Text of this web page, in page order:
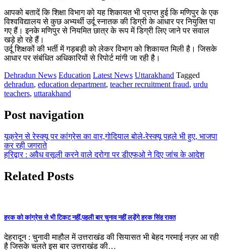
आपको बतादें कि शिक्षा विभाग को यह शिकायत भी प्राप्त हुई कि मणिपुर के एक
विश्वविद्यालय से कुछ अभ्यर्थी उर्दू स्नातक की डिग्री के आधार पर नियुक्ति पा
गए हैं। इनके मणिपुर से नियमित छात्र के रूप में डिग्री लिए जाने पर सवाल
खड़े हो रहे हैं।
उर्दू शिक्षकों की भर्ती में गड़बड़ी को लेकर विभाग को शिकायत मिली है। जिसके
आधार पर संबंधित अधिकारियों से रिपोर्ट मांगी जा रही है।
Dehradun News Education Latest News Uttarakhand Tagged
dehradun, education department, teacher recruitment fraud, urdu
teachers, uttarakhand
Post navigation
यूक्रेन से रेस्क्यू पर कांग्रेस का वार,गोदियाल बोले-रेस्क्यू पहले भी हुए, भाजपा
कर रही जगराते
हरिद्वार : अवैध वसूली करने वाले दरोगा पर डीएफओ ने दिए जांच के आदेश
Related Posts
हरक को कांग्रेस से भी टिकट नहीं,पहली बार चुनाव नहीं लड़ेंगे हरक सिंह रावत
देहरादून : चुनावी माहौल में उत्तराखंड की सियासत भी बेहद गरमाई नज़र आ रही
है जिसके चलते इस बार उत्तराखंड की…